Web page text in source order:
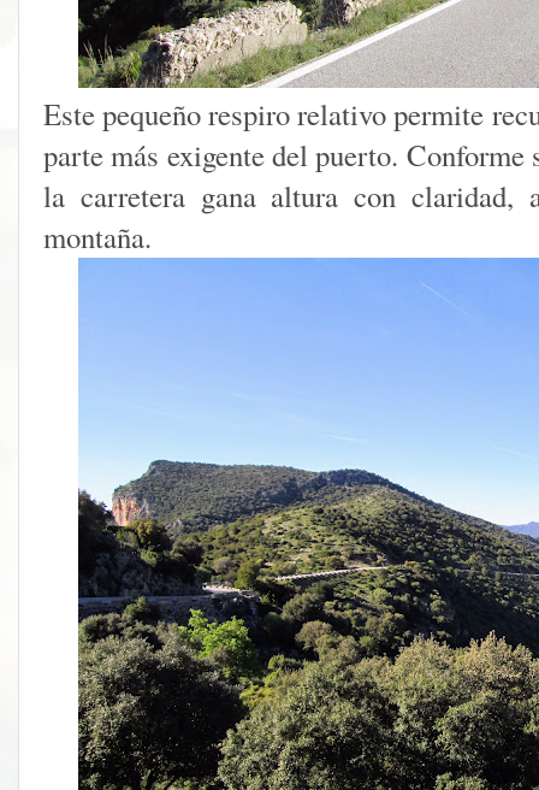
Este pequeño respiro relativo permite
parte más exigente del puerto. Conforme
la carretera gana altura con claridad,
montaña.